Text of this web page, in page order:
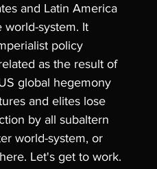
and Latin America
system. It
policy
as the result of
global hegemony
and elites lose
by all subaltern
world-system, or
Let's get to work.